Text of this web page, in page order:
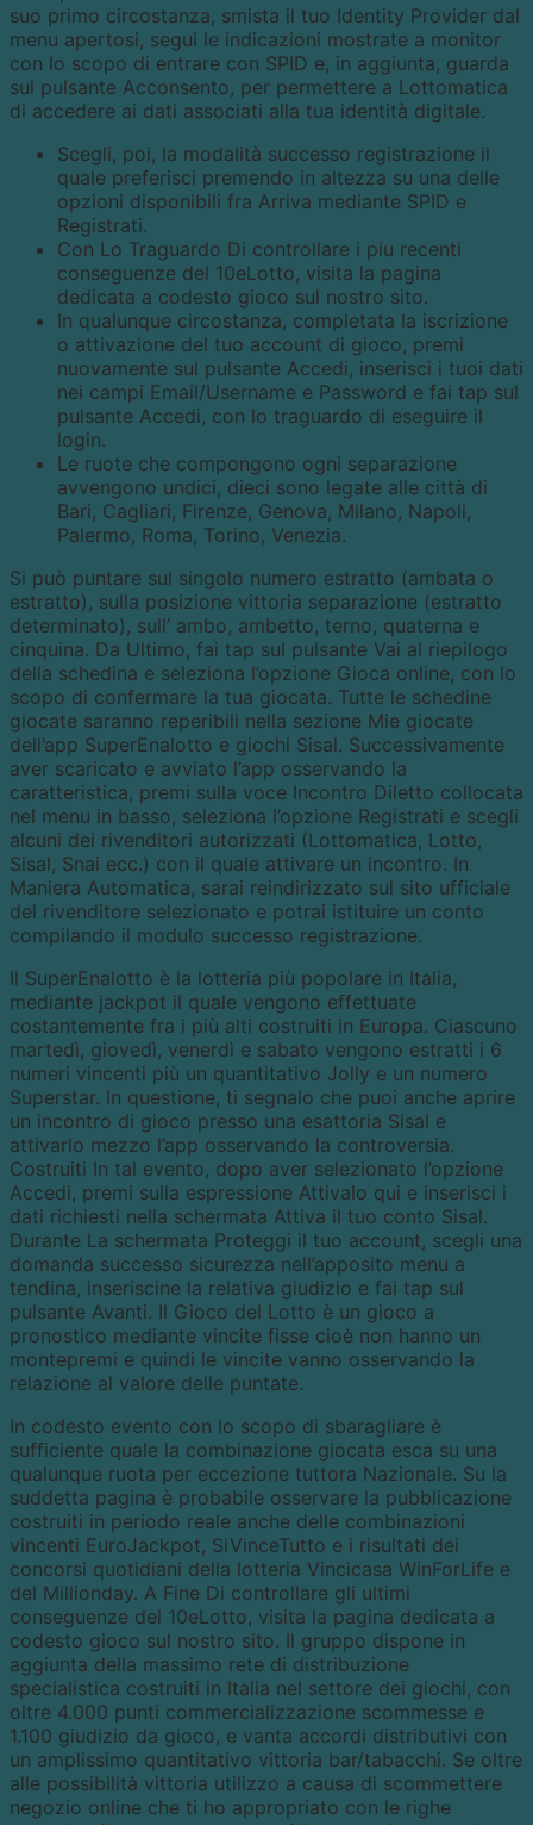
suo primo circostanza, smista il tuo Identity Provider dal
menu apertosi, segui le indicazioni mostrate a monitor
con lo scopo di entrare con SPID e, in aggiunta, guarda
sul pulsante Acconsento, per permettere a Lottomatica
di accedere ai dati associati alla tua identità digitale.
Scegli, poi, la modalità successo registrazione il
quale preferisci premendo in altezza su una delle
opzioni disponibili fra Arriva mediante SPID e
Registrati.
Con Lo Traguardo Di controllare i piu recenti
conseguenze del 10eLotto, visita la pagina
dedicata a codesto gioco sul nostro sito.
In qualunque circostanza, completata la iscrizione
o attivazione del tuo account di gioco, premi
nuovamente sul pulsante Accedi, inserisci i tuoi dati
nei campi Email/Username e Password e fai tap sul
pulsante Accedi, con lo traguardo di eseguire il
login.
Le ruote che compongono ogni separazione
avvengono undici, dieci sono legate alle città di
Bari, Cagliari, Firenze, Genova, Milano, Napoli,
Palermo, Roma, Torino, Venezia.
Si può puntare sul singolo numero estratto (ambata o
estratto), sulla posizione vittoria separazione (estratto
determinato), sull’ ambo, ambetto, terno, quaterna e
cinquina. Da Ultimo, fai tap sul pulsante Vai al riepilogo
della schedina e seleziona l’opzione Gioca online, con lo
scopo di confermare la tua giocata. Tutte le schedine
giocate saranno reperibili nella sezione Mie giocate
dell’app SuperEnalotto e giochi Sisal. Successivamente
aver scaricato e avviato l’app osservando la
caratteristica, premi sulla voce Incontro Diletto collocata
nel menu in basso, seleziona l’opzione Registrati e scegli
alcuni dei rivenditori autorizzati (Lottomatica, Lotto,
Sisal, Snai ecc.) con il quale attivare un incontro. In
Maniera Automatica, sarai reindirizzato sul sito ufficiale
del rivenditore selezionato e potrai istituire un conto
compilando il modulo successo registrazione.
Il SuperEnalotto è la lotteria più popolare in Italia,
mediante jackpot il quale vengono effettuate
costantemente fra i più alti costruiti in Europa. Ciascuno
martedì, giovedì, venerdì e sabato vengono estratti i 6
numeri vincenti più un quantitativo Jolly e un numero
Superstar. In questione, ti segnalo che puoi anche aprire
un incontro di gioco presso una esattoria Sisal e
attivarlo mezzo l’app osservando la controversia.
Costruiti In tal evento, dopo aver selezionato l’opzione
Accedi, premi sulla espressione Attivalo qui e inserisci i
dati richiesti nella schermata Attiva il tuo conto Sisal.
Durante La schermata Proteggi il tuo account, scegli una
domanda successo sicurezza nell’apposito menu a
tendina, inseriscine la relativa giudizio e fai tap sul
pulsante Avanti. Il Gioco del Lotto è un gioco a
pronostico mediante vincite fisse cioè non hanno un
montepremi e quindi le vincite vanno osservando la
relazione al valore delle puntate.
In codesto evento con lo scopo di sbaragliare è
sufficiente quale la combinazione giocata esca su una
qualunque ruota per eccezione tuttora Nazionale. Su la
suddetta pagina è probabile osservare la pubblicazione
costruiti in periodo reale anche delle combinazioni
vincenti EuroJackpot, SiVinceTutto e i risultati dei
concorsi quotidiani della lotteria Vincicasa WinForLife e
del Millionday. A Fine Di controllare gli ultimi
conseguenze del 10eLotto, visita la pagina dedicata a
codesto gioco sul nostro sito. Il gruppo dispone in
aggiunta della massimo rete di distribuzione
specialistica costruiti in Italia nel settore dei giochi, con
oltre 4.000 punti commercializzazione scommesse e
1.100 giudizio da gioco, e vanta accordi distributivi con
un amplissimo quantitativo vittoria bar/tabacchi. Se oltre
alle possibilità vittoria utilizzo a causa di scommettere
negozio online che ti ho appropriato con le righe